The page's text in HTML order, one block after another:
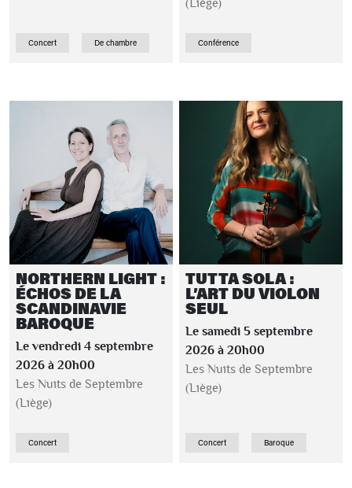
Concert De chambre
(Liège)
Conférence
NORTHERN LIGHT :
ÉCHOS DE LA
SCANDINAVIE
BAROQUE
Le vendredi 4 septembre
2026 à 20h00
Les Nuits de Septembre
(Liège)
Concert
TUTTA SOLA :
L’ART DU VIOLON
SEUL
Le samedi 5 septembre
2026 à 20h00
Les Nuits de Septembre
(Liège)
Concert Baroque